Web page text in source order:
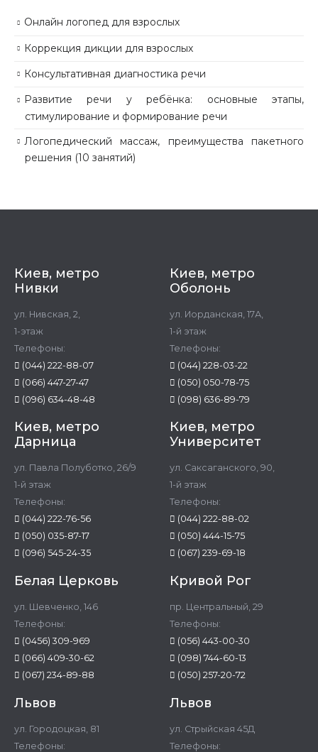
Онлайн логопед для взрослых
Коррекция дикции для взрослых
Консультативная диагностика речи
Развитие речи у ребёнка: основные этапы,
стимулирование и формирование речи
Логопедический массаж, преимущества пакетного
решения (10 занятий)
Киев, метро
Нивки
ул. Нивская, 2,
1-этаж
Телефоны:
(044) 222-88-07
(066) 447-27-47
(096) 634-48-48
Киев, метро
Оболонь
ул. Иорданская, 17А,
1-й этаж
Телефоны:
(044) 228-03-22
(050) 050-78-75
(098) 636-89-79
Киев, метро
Дарница
ул. Павла Полуботко, 26/9
1-й этаж
Телефоны:
(044) 222-76-56
(050) 035-87-17
(096) 545-24-35
Киев, метро
Университет
ул. Саксаганского, 90,
1-й этаж
Телефоны:
(044) 222-88-02
(050) 444-15-75
(067) 239-69-18
Белая Церковь
ул. Шевченко, 146
Телефоны:
(0456) 309-969
(066) 409-30-62
(067) 234-89-88
Кривой Рог
пр. Центральный, 29
Телефоны:
(056) 443-00-30
(098) 744-60-13
(050) 257-20-72
Львов
ул. Городоцкая, 81
Телефоны:
Львов
ул. Стрыйская 45Д
Телефоны: